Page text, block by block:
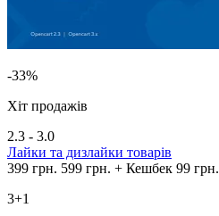
-33%
Хіт продажів
2.3 - 3.0
Лайки та дизлайки товарів
399 грн. 599 грн. + Кешбек 99 грн.
3+1